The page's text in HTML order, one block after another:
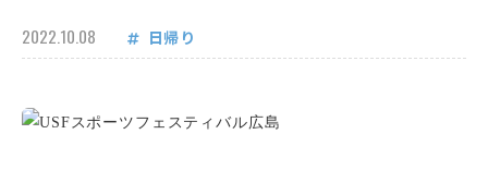
2022.10.08 日帰り